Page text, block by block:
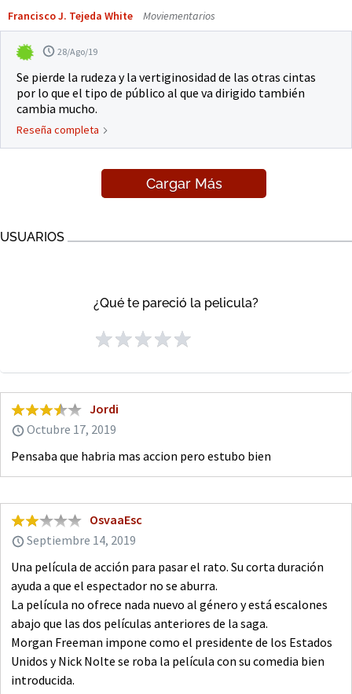
Francisco J. Tejeda White Moviementarios
28/Ago/19
Se pierde la rudeza y la vertiginosidad de las otras cintas
por lo que el tipo de público al que va dirigido también
cambia mucho.
Reseña completa
Cargar Más
USUARIOS
¿Qué te pareció la pelicula?
Jordi
Octubre 17, 2019
Pensaba que habria mas accion pero estubo bien
OsvaaEsc
Septiembre 14, 2019
Una película de acción para pasar el rato. Su corta duración
ayuda a que el espectador no se aburra.
La película no ofrece nada nuevo al género y está escalones
abajo que las dos películas anteriores de la saga.
Morgan Freeman impone como el presidente de los Estados
Unidos y Nick Nolte se roba la película con su comedia bien
introducida.